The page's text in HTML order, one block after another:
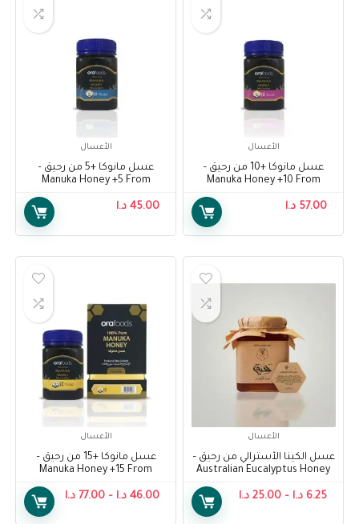
الأعسال
عسل مانوكا +10 من رحيق –
Manuka Honey +10 From
57.00 د.ا
الأعسال
عسل مانوكا +5 من رحيق –
Manuka Honey +5 From
45.00 د.ا
الأعسال
عسل الكينا الأسترالي من رحيق –
Australian Eucalyptus Honey
6.25 د.ا –
25.00 د.ا
الأعسال
عسل مانوكا +15 من رحيق –
Manuka Honey +15 From
46.00 د.ا –
77.00 د.ا